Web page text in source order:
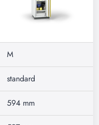
M
standard
594 mm